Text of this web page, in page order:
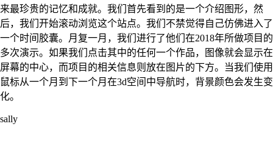
来最珍贵的记忆和成就。我们首先看到的是一个介绍图形，然
后，我们开始滚动浏览这个站点。我们不禁觉得自己仿佛进入了
一个时间胶囊。月复一月，我们进行了他们在2018年所做项目的
多次演示。如果我们点击其中的任何一个作品，图像就会显示在
屏幕的中心，而项目的相关信息则放在图片的下方。当我们使用
鼠标从一个月到下一个月在3d空间中导航时，背景颜色会发生变
化。
sally